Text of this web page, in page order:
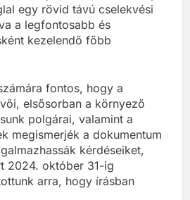
egy rövid távú cselekvési
a legfontosabb és
kezelendő főbb
fontos, hogy a
elsősorban a környező
polgárai, valamint a
megismerjék a dokumentum
kérdéseiket,
2024. október 31-ig
arra, hogy írásban